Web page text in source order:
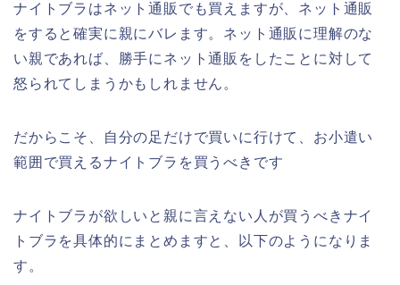
ナイトブラはネット通販でも買えますが、ネット通販
をすると確実に親にバレます。ネット通販に理解のな
い親であれば、勝手にネット通販をしたことに対して
怒られてしまうかもしれません。
だからこそ、自分の足だけで買いに行けて、お小遣い
範囲で買えるナイトブラを買うべきです
ナイトブラが欲しいと親に言えない人が買うべきナイ
トブラを具体的にまとめますと、以下のようになりま
す。